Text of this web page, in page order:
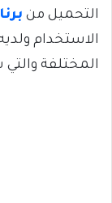
التحميل من
الاستخدام
المختلفة